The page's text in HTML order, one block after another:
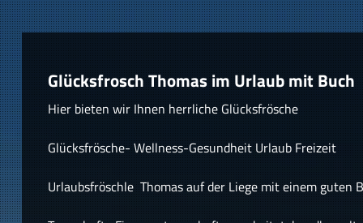
Glücksfrosch Thomas im Urlaub mit Buch
Hier bieten wir Ihnen herrliche Glücksfrösche
Glücksfrösche- Wellness-Gesundheit Urlaub Freizeit
Urlaubsfröschle Thomas auf der Liege mit einem guten